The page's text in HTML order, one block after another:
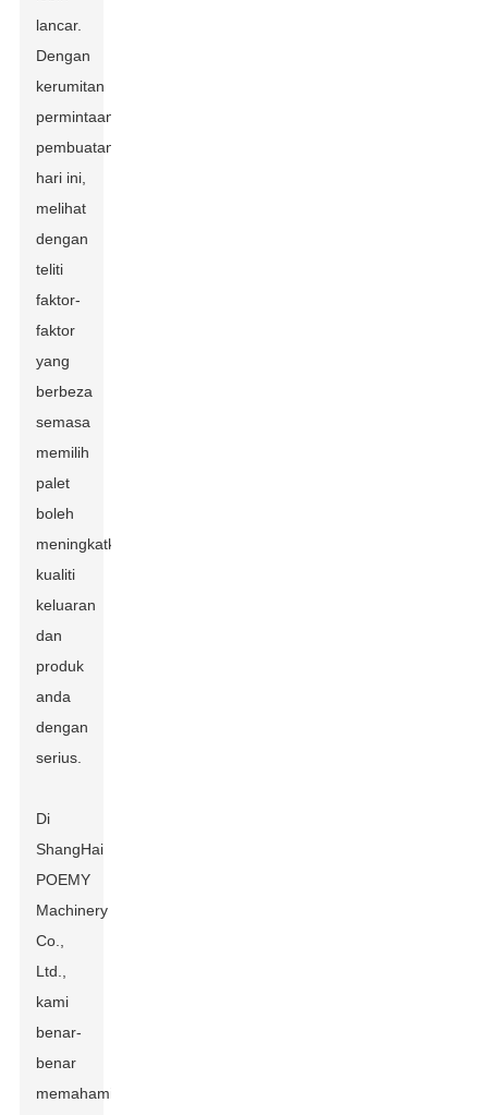
lancar.
Dengan
kerumitan
permintaan
pembuatan
hari ini,
melihat
dengan
teliti
faktor-
faktor
yang
berbeza
semasa
memilih
palet
boleh
meningkatkan
kualiti
keluaran
dan
produk
anda
dengan
serius.
Di
ShangHai
POEMY
Machinery
Co.,
Ltd.,
kami
benar-
benar
memahami